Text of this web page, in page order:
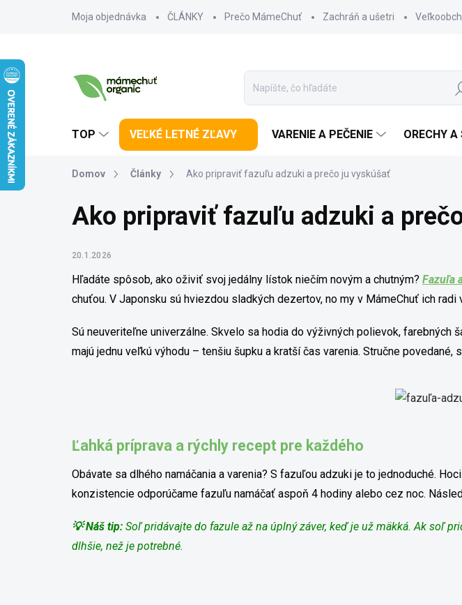
Moja objednávka
ČLÁNKY Prečo MámeChuť Zachráň a ušetri
TOP VEĽKÉ LETNÉ ZĽAVY VARENIE A PEČENIE ORECHY A
Domov Články Ako pripraviť fazuľu adzuki a prečo ju vyskúšať
Ako pripraviť fazuľu adzuki a
20.1.2026
Hľadáte spôsob, ako oživiť svoj jedálny lístok niečím novým a chutným? Fazuľa
chuťou. V Japonsku sú hviezdou sladkých dezertov, no my v MámeChuť ich radi
Sú neuveriteľne univerzálne. Skvelo sa hodia do výživných polievok, farebných
majú jednu veľkú výhodu – tenšiu šupku a kratší čas varenia. Stručne
Ľahká príprava a rýchly recept pre každého
Obávate sa dlhého namáčania a varenia? S fazuľou adzuki je to jednoduché.
konzistencie odporúčame fazuľu namáčať aspoň 4 hodiny alebo cez noc.
💡 Náš tip: Soľ pridávajte do fazule až na úplný záver, keď je už mäkká. Ak soľ
dlhšie, než je potrebné.